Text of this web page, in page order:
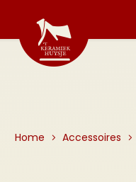
Home Accessoires